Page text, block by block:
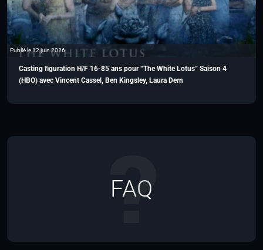
Publié le 12 juin 2026
Casting figuration H/F 16-85 ans pour “The White Lotus” Saison 4
(HBO) avec Vincent Cassel, Ben Kingsley, Laura Dern
FAQ